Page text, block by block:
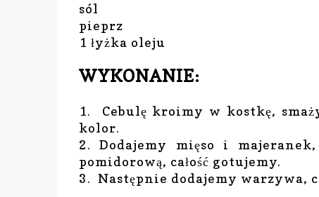
sól
pieprz
1 łyżka oleju
WYKONANIE:
1. Cebulę kroimy w kostkę,
kolor.
2. Dodajemy mięso i
pomidorową, całość gotujemy.
3. Następnie dodajemy warzywa,